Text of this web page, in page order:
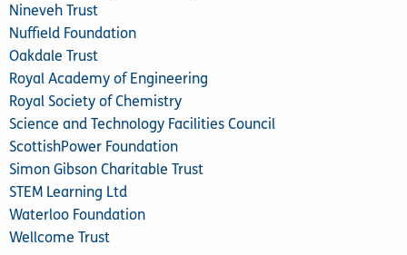
Nineveh Trust
Nuffield Foundation
Oakdale Trust
Royal Academy of Engineering
Royal Society of Chemistry
Science and Technology Facilities Council
ScottishPower Foundation
Simon Gibson Charitable Trust
STEM Learning Ltd
Waterloo Foundation
Wellcome Trust